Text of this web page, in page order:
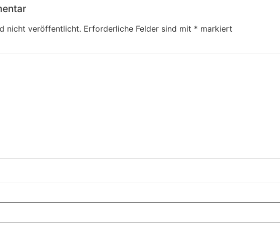
nicht veröffentlicht. Erforderliche Felder sind mit * markiert